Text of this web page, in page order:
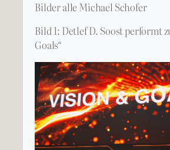
Bilder alle Michael Schofer
Bild 1: Detlef D. Soost performt
Goals“